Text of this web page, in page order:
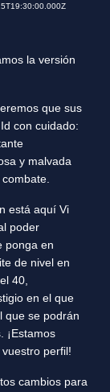
la versión
que sus
con cuidado:
y malvada
está aquí Vi
poder
ponga en
de nivel en
40,
en el que
que se podrán
¡Estamos
perfil!
cambios para